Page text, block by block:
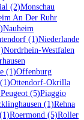
(2)Monschau
An Der Ruhr
Nauheim
(1)Niederlande
Nordrhein-Westfalen
(1)Offenburg
(1)Ottendorf-Okrilla
Peugeot (5)Piaggio
(1)Rehna
(1)Roermond (5)Roller